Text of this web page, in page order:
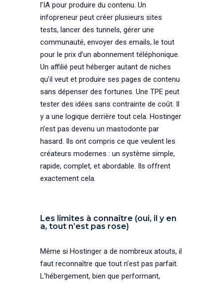
l’IA pour produire du contenu. Un
infopreneur peut créer plusieurs sites
tests, lancer des tunnels, gérer une
communauté, envoyer des emails, le tout
pour le prix d’un abonnement téléphonique.
Un affilié peut héberger autant de niches
qu’il veut et produire ses pages de contenu
sans dépenser des fortunes. Une TPE peut
tester des idées sans contrainte de coût. Il
y a une logique derrière tout cela. Hostinger
n’est pas devenu un mastodonte par
hasard. Ils ont compris ce que veulent les
créateurs modernes : un système simple,
rapide, complet, et abordable. Ils offrent
exactement cela.
Les limites à connaître (oui, il y en
a, tout n’est pas rose)
Même si Hostinger a de nombreux atouts, il
faut reconnaître que tout n’est pas parfait.
L’hébergement, bien que performant,